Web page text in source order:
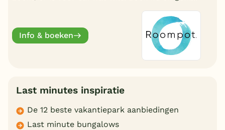
Info & boeken
Last minutes inspiratie
De 12 beste vakantiepark aanbiedingen
Last minute bungalows